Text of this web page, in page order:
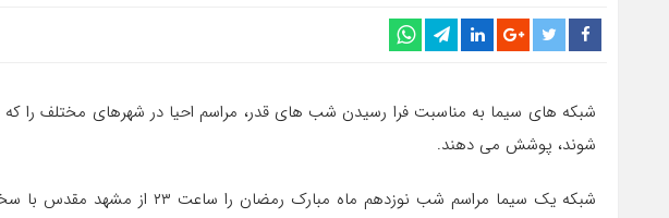
شبکه های سیما به مناسبت فرا رسیدن شب های قدر، مراسم احیا در شهرهای مختلف را که
شوند، پوشش می دهند.
شبکه یک سیما مراسم شب نوزدهم ماه